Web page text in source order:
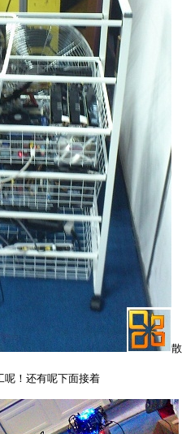
呢！还有呢下面接着